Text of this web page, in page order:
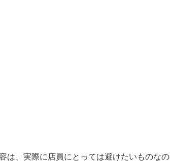
は、実際に店員にとっては避けたいものなの